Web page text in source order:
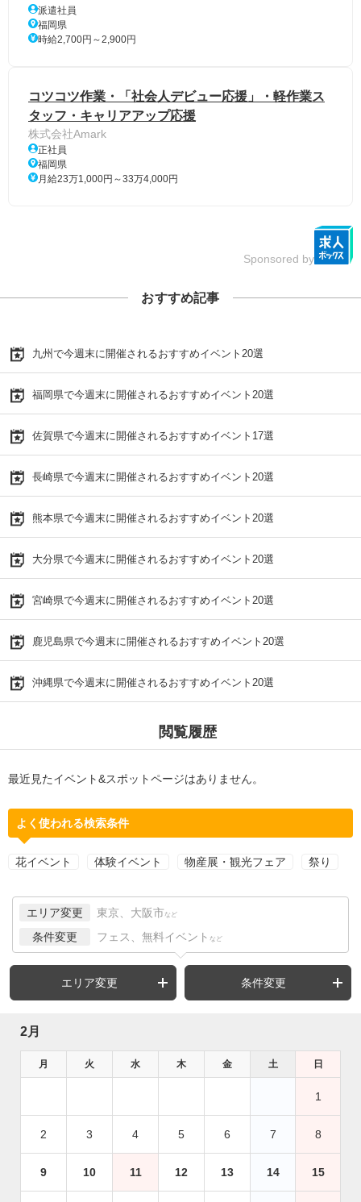
派遣社員
福岡県
時給2,700円～2,900円
コツコツ作業・「社会人デビュー応援」・軽作業ス
タッフ・キャリアアップ応援
株式会社Amark
正社員
福岡県
月給23万1,000円～33万4,000円
Sponsored by
おすすめ記事
九州で今週末に開催されるおすすめイベント20選
福岡県で今週末に開催されるおすすめイベント20選
佐賀県で今週末に開催されるおすすめイベント17選
長崎県で今週末に開催されるおすすめイベント20選
熊本県で今週末に開催されるおすすめイベント20選
大分県で今週末に開催されるおすすめイベント20選
宮崎県で今週末に開催されるおすすめイベント20選
鹿児島県で今週末に開催されるおすすめイベント20選
沖縄県で今週末に開催されるおすすめイベント20選
閲覧履歴
最近見たイベント&スポットページはありません。
よく使われる検索条件
花イベント 体験イベント 物産展・観光フェア 祭り
エリア変更 東京、大阪市 など
条件変更 フェス、無料イベント など
エリア変更 条件変更
2月
月 火 水 木 金 土 日
1
2 3 4 5 6 7 8
9 10 11 12 13 14 15